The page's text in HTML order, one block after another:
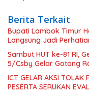
Berita Terkait
Bupati Lombok Timur
Langsung Jadi
Sambut HUT ke-81 RI,
5/Csby Gelar Gotong
ICT GELAR AKSI TOLAK
PESERTA SERUKAN